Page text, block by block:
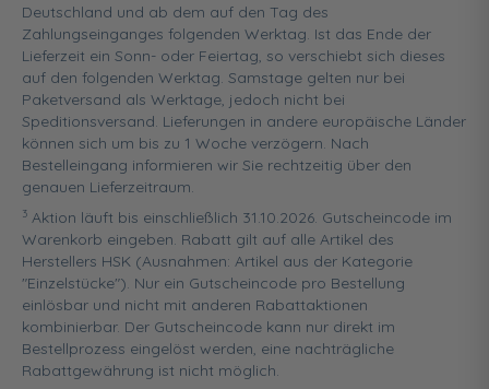
Deutschland und ab dem auf den Tag des
Zahlungseinganges folgenden Werktag. Ist das Ende der
Lieferzeit ein Sonn- oder Feiertag, so verschiebt sich dieses
auf den folgenden Werktag. Samstage gelten nur bei
Paketversand als Werktage, jedoch nicht bei
Speditionsversand. Lieferungen in andere europäische Länder
können sich um bis zu 1 Woche verzögern. Nach
Bestelleingang informieren wir Sie rechtzeitig über den
genauen Lieferzeitraum.
3 Aktion läuft bis einschließlich 31.10.2026. Gutscheincode im
Warenkorb eingeben. Rabatt gilt auf alle Artikel des
Herstellers HSK (Ausnahmen: Artikel aus der Kategorie
"Einzelstücke"). Nur ein Gutscheincode pro Bestellung
einlösbar und nicht mit anderen Rabattaktionen
kombinierbar. Der Gutscheincode kann nur direkt im
Bestellprozess eingelöst werden, eine nachträgliche
Rabattgewährung ist nicht möglich.